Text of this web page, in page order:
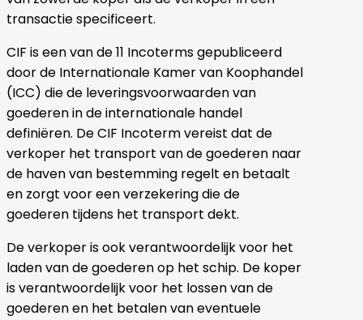
transactie specificeert.
CIF is een van de 11 Incoterms gepubliceerd
door de Internationale Kamer van Koophandel
(ICC) die de leveringsvoorwaarden van
goederen in de internationale handel
definiëren. De CIF Incoterm vereist dat de
verkoper het transport van de goederen naar
de haven van bestemming regelt en betaalt
en zorgt voor een verzekering die de
goederen tijdens het transport dekt.
De verkoper is ook verantwoordelijk voor het
laden van de goederen op het schip. De koper
is verantwoordelijk voor het lossen van de
goederen en het betalen van eventuele